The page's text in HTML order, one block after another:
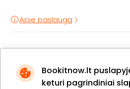
Bookitnow.lt
keturi pagrindiniai
Apie paslaugą
Rankų depiliacija iki pusės
20 min.
Laiko rezervavimas